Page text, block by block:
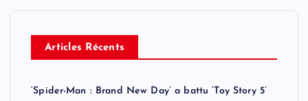
Articles Récents
‘Spider-Man : Brand New Day’ a battu ‘Toy Story 5’